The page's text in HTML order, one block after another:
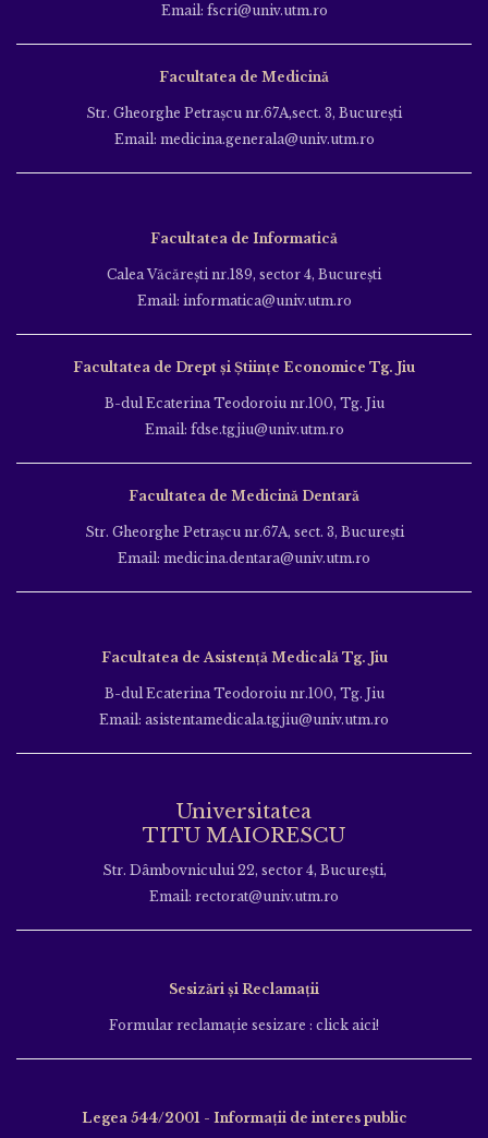
Email: fscri@univ.utm.ro
Facultatea de Medicină
Str. Gheorghe Petraşcu nr.67A,sect. 3, Bucureşti
Email: medicina.generala@univ.utm.ro
Facultatea de Informatică
Calea Văcăreşti nr.189, sector 4, Bucureşti
Email: informatica@univ.utm.ro
Facultatea de Drept și Științe Economice Tg. Jiu
B-dul Ecaterina Teodoroiu nr.100, Tg. Jiu
Email: fdse.tgjiu@univ.utm.ro
Facultatea de Medicină Dentară
Str. Gheorghe Petraşcu nr.67A, sect. 3, Bucureşti
Email: medicina.dentara@univ.utm.ro
Facultatea de Asistență Medicală Tg. Jiu
B-dul Ecaterina Teodoroiu nr.100, Tg. Jiu
Email: asistentamedicala.tgjiu@univ.utm.ro
Universitatea
TITU MAIORESCU
Str. Dâmbovnicului 22, sector 4, București,
Email: rectorat@univ.utm.ro
Sesizări și Reclamații
Formular reclamație sesizare : click aici!
Legea 544/2001 - Informații de interes public